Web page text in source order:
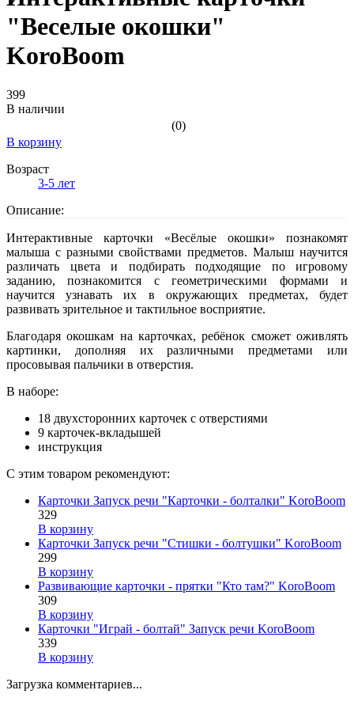
"Веселые окошки"
KoroBoom
399
В наличии
(0)
В корзину
Возраст
3-5 лет
Описание:
Интерактивные карточки «Весёлые окошки» познакомят
малыша с разными свойствами предметов. Малыш научится
различать цвета и подбирать подходящие по игровому
заданию, познакомится с геометрическими формами и
научится узнавать их в окружающих предметах, будет
развивать зрительное и тактильное восприятие.
Благодаря окошкам на карточках, ребёнок сможет оживлять
картинки, дополняя их различными предметами или
просовывая пальчики в отверстия.
В наборе:
18 двухсторонних карточек с отверстиями
9 карточек-вкладышей
инструкция
С этим товаром рекомендуют:
Карточки Запуск речи "Карточки - болталки" KoroBoom
329
В корзину
Карточки Запуск речи "Стишки - болтушки" KoroBoom
299
В корзину
Развивающие карточки - прятки "Кто там?" KoroBoom
309
В корзину
Карточки "Играй - болтай" Запуск речи KoroBoom
339
В корзину
Загрузка комментариев...